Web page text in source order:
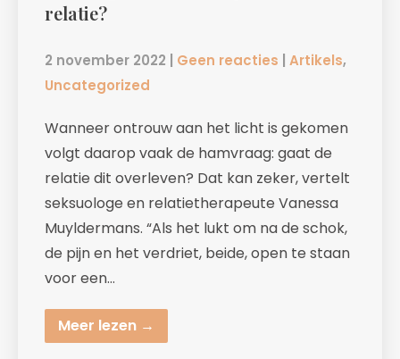
relatie?
2 november 2022 Geen reacties Artikels,
Uncategorized
Wanneer ontrouw aan het licht is gekomen
volgt daarop vaak de hamvraag: gaat de
relatie dit overleven? Dat kan zeker, vertelt
seksuologe en relatietherapeute Vanessa
Muyldermans. “Als het lukt om na de schok,
de pijn en het verdriet, beide, open te staan
voor een…
Meer lezen →